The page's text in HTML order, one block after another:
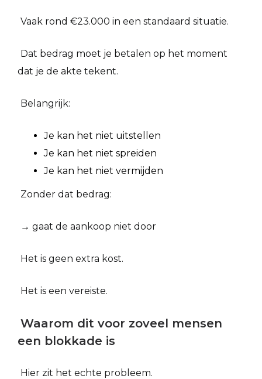
Vaak rond €23.000 in een standaard situatie.
Dat bedrag moet je betalen op het moment
dat je de akte tekent.
Belangrijk:
Je kan het niet uitstellen
Je kan het niet spreiden
Je kan het niet vermijden
Zonder dat bedrag:
→ gaat de aankoop niet door
Het is geen extra kost.
Het is een vereiste.
Waarom dit voor zoveel mensen
een blokkade is
Hier zit het echte probleem.